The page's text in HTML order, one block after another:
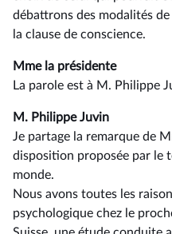
débattrons des modalités
la clause de conscience.
Mme la présidente
La parole est à M. Philippe
M. Philippe Juvin
Je partage la remarque de
disposition proposée par le
monde.
Nous avons toutes les
psychologique chez le